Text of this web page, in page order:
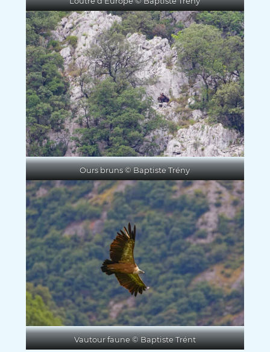
Ours bruns © Baptiste Trény
Vautour faune © Baptiste Trént